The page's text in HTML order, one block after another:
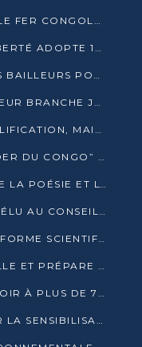
ULSAN HOLDING INVESTIT DANS LE FER CONGOLAIS
LE CONGRÈS MONDIAL DE LA LIBERTÉ ADOPTE 14 RÉSOLUTIONS HISTORIQUES
COP30 : LA BDEAC MOBILISE LES BAILLEURS POUR LE FONDS BLEU DU BASSIN DU CONGO
LES SOUVERAINISTES LANCENT LEUR BRANCHE JEUNE À BRAZZAVILLE
L’AS OTOHO, UN CLUB, UNE QUALIFICATION, MAIS ENCORE DES DOUTES
L’ONG BUTTERFLY SACRÉE “LEADER DU CONGO” AU PRIX D’EXCELLENCE 2025
STIVEN MAGE MAKANGA CÉLÈBRE LA POÉSIE ET L’HUMAIN AVEC SON RECUEIL “HECTARE”
PR. ROGER ARMAND MAKANY RÉÉLU AU CONSEIL DE L’AUF
ÉNERGIE : UNE NOUVELLE PLATEFORME SCIENTIFIQUE POUR LA TRANSITION ÉNERGÉTIQUE EN AFRIQUE CENTRALE
GOZEM DÉBARQUE À BRAZZAVILLE ET PRÉPARE SON ARRIVÉE À POINTE-NOIRE
L’ESPACE OPOKO REDONNE ESPOIR À PLUS DE 775 ÉLÈVES AUTOCHTONES DANS LE NORD DU CONGO
PAUL VALISE MATOMBÉ MISE SUR LA SENSIBILISATION POUR ÉRAQUER LE GRAND BANDITISME